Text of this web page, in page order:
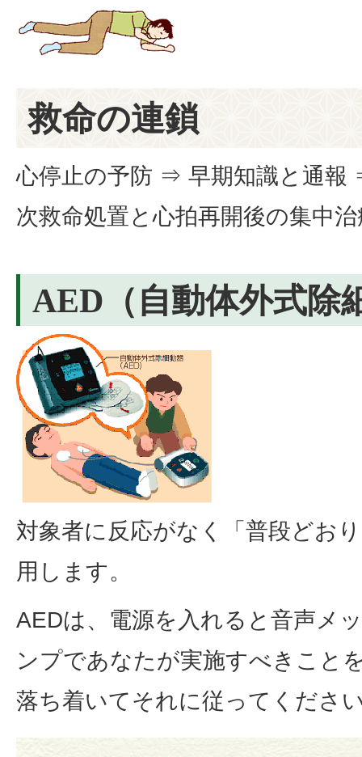
救命の連鎖
心停止の予防 ⇒ 早期知識と通
次救命処置と心拍再開後の集中治
AED（自動体外式除
対象者に反応がなく「普段どお
用します。
AEDは、電源を入れると音声メ
ンプであなたが実施すべきこと
落ち着いてそれに従ってくださ